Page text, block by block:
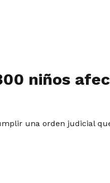
niños
una orden judicial